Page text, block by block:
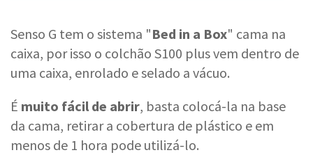
Senso G tem o sistema "Bed in a Box" cama na
caixa, por isso o colchão S100 plus vem dentro de
uma caixa, enrolado e selado a vácuo.
É muito fácil de abrir, basta colocá-la na base
da cama, retirar a cobertura de plástico e em
menos de 1 hora pode utilizá-lo.